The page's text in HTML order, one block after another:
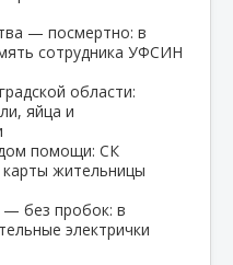
— посмертно: в
сотрудника УФСИН
области:
яйца и
помощи: СК
карты жительницы
— без пробок: в
электрички